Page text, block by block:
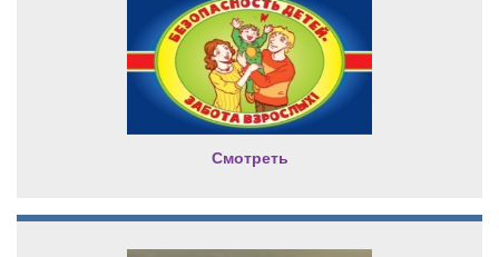
Смотреть